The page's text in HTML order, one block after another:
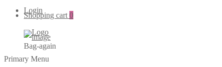
Login
Shopping cart 0
Bag-again
Primary Menu